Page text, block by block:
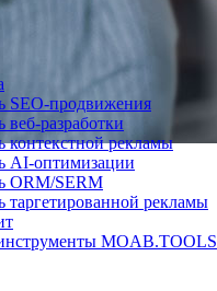
SEO-продвижения
веб-разработки
контекстной рекламы
AI-оптимизации
ORM/SERM
таргетированной рекламы
MOAB.TOOLS